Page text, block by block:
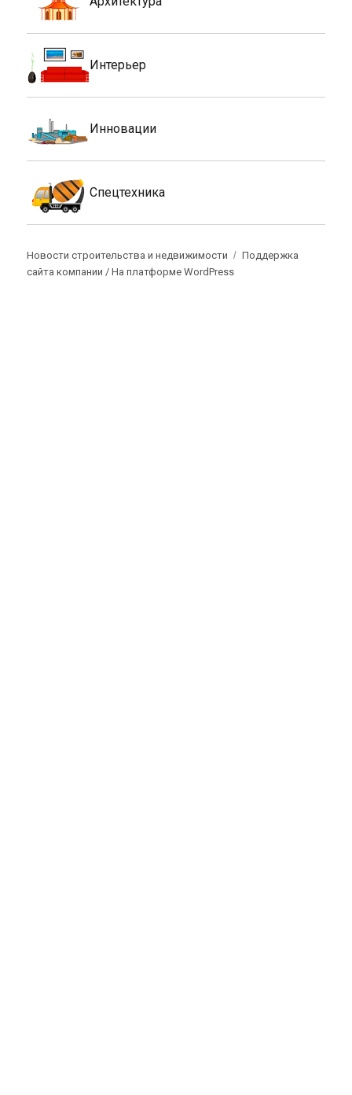
Интерьер
Инновации
Спецтехника
Новости строительства и недвижимости
Поддержка
сайта компании /На платформе WordPress